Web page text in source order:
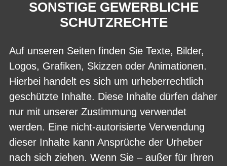
SONSTIGE GEWERBLICHE
SCHUTZRECHTE
Auf unseren Seiten finden Sie Texte, Bilder,
Logos, Grafiken, Skizzen oder Animationen.
Hierbei handelt es sich um urheberrechtlich
geschützte Inhalte. Diese Inhalte dürfen daher
nur mit unserer Zustimmung verwendet
werden. Eine nicht-autorisierte Verwendung
dieser Inhalte kann Ansprüche der Urheber
nach sich ziehen. Wenn Sie – außer für Ihren